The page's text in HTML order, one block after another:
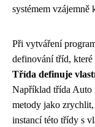
systémem
Při vytváření
definování tříd,
Třída definuje
Například třída Auto
metody jako
instancí této třídy s